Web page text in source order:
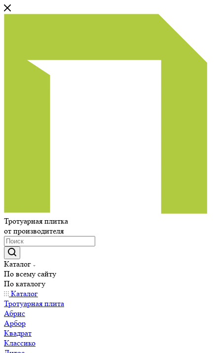
Тротуарная плитка
от производителя
Каталог
По всему сайту
По каталогу
Каталог
Тротуарная плита
Абрис
Арбор
Квадрат
Классико